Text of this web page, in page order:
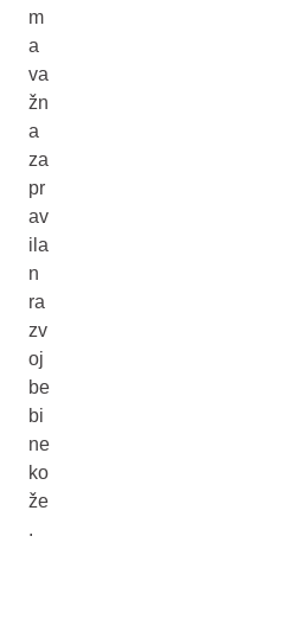
m
a
va
žn
a
za
pr
av
ila
n
ra
zv
oj
be
bi
ne
ko
že
.